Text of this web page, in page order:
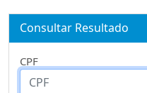
Consultar Resultado
CPF